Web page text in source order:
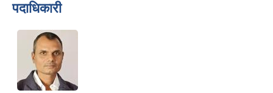
पदाधिकारी